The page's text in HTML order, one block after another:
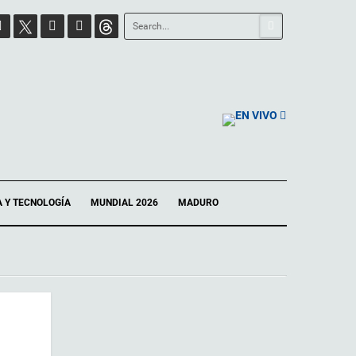
EN VIVO
Y TECNOLOGÍA MUNDIAL 2026 MADURO